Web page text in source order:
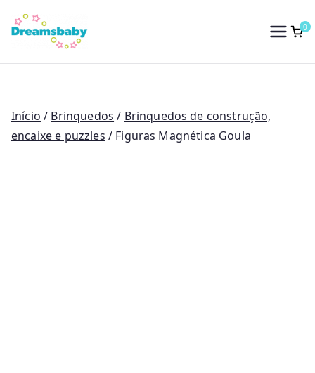
para
conteúdo
Dreams Baby
0
Início / Brinquedos / Brinquedos de construção,
encaixe e puzzles / Figuras Magnética Goula